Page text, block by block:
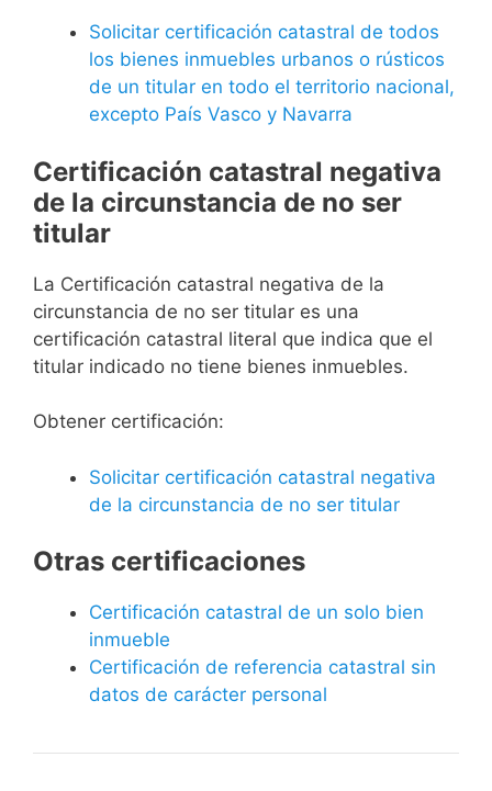
Solicitar certificación catastral de todos
los bienes inmuebles urbanos o rústicos
de un titular en todo el territorio nacional,
excepto País Vasco y Navarra
Certificación catastral negativa
de la circunstancia de no ser
titular
La Certificación catastral negativa de la
circunstancia de no ser titular es una
certificación catastral literal que indica que el
titular indicado no tiene bienes inmuebles.
Obtener certificación:
Solicitar certificación catastral negativa
de la circunstancia de no ser titular
Otras certificaciones
Certificación catastral de un solo bien
inmueble
Certificación de referencia catastral sin
datos de carácter personal